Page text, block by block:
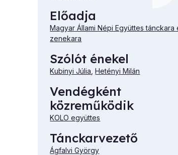
Előadja
Magyar Állami Népi Együttes tánckara
zenekara
Szólót énekel
Kubinyi Júlia ,Hetényi Milán
Vendégként
közreműködik
KOLO együttes
Tánckarvezető
Ágfalvi György